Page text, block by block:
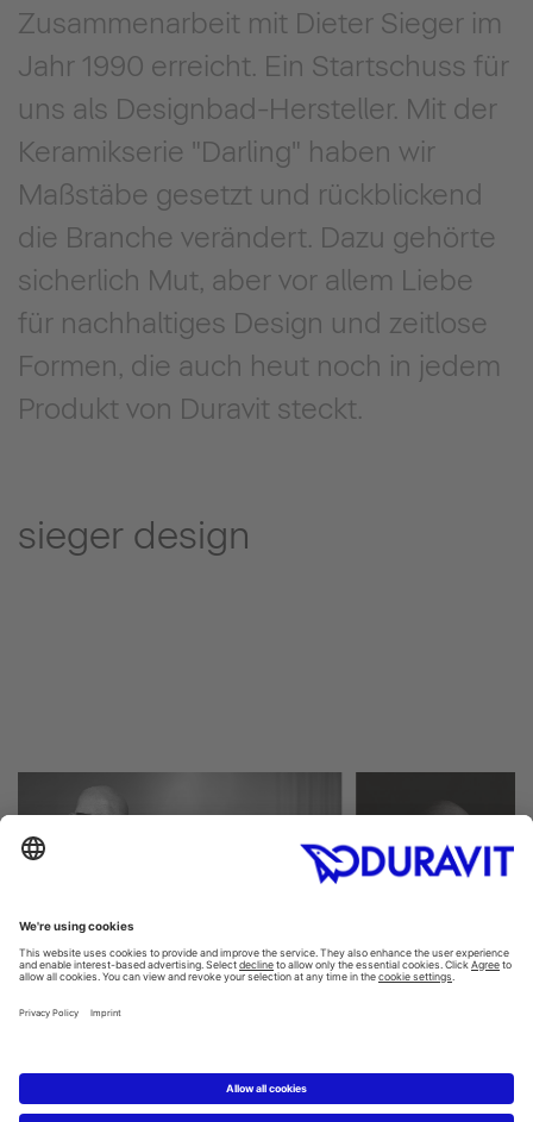
Zusammenarbeit mit Dieter Sieger im
Jahr 1990 erreicht. Ein Startschuss für
uns als Designbad-Hersteller. Mit der
Keramikserie "Darling" haben wir
Maßstäbe gesetzt und rückblickend
die Branche verändert. Dazu gehörte
sicherlich Mut, aber vor allem Liebe
für nachhaltiges Design und zeitlose
Formen, die auch heut noch in jedem
Produkt von Duravit steckt.
sieger design